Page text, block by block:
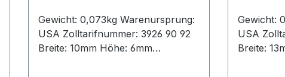
Gewicht: 0,073kg Warenursprung:
USA Zolltarifnummer: 3926 90 92
Breite: 10mm Höhe: 6mm
Gewicht:
USA
Breite: